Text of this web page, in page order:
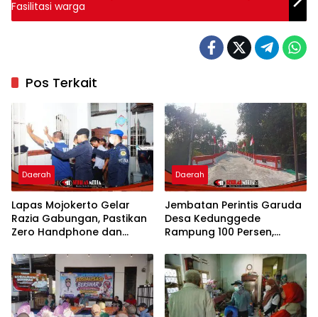
Fasilitasi warga
Pos Terkait
Daerah
Lapas Mojokerto Gelar
Razia Gabungan, Pastikan
Zero Handphone dan
Daerah
Jembatan Perintis Garuda
Desa Kedunggede
Rampung 100 Persen,
Dongkrak Aktivitas Warga